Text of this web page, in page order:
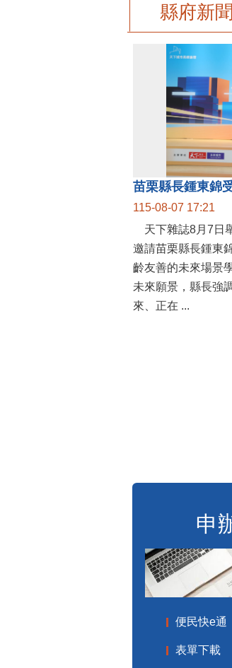
縣府新聞
115-08-07 17:21
天下雜誌8月7日
邀請苗栗縣長鍾東
齡友善的未來場景
未來願景，縣長強
申
便民快e通
表單下載